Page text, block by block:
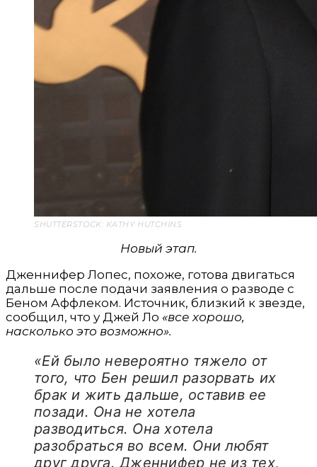
SHUTTERSTOCK: KATHY HUTCHINS
Новый этап.
Дженнифер Лопес, похоже, готова двигаться
дальше после подачи заявления о разводе с
Беном Аффлеком. Источник, близкий к звезде,
сообщил, что у Джей Ло «все хорошо,
насколько это возможно».
«Ей было невероятно тяжело от
того, что Бен решил разорвать их
брак и жить дальше, оставив ее
позади. Она не хотела
разводиться. Она хотела
разобраться во всем. Они любят
друг друга. Дженнифер не из тех,